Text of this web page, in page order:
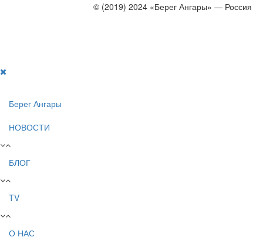
© (2019) 2024 «Берег Ангары» — Россия
Берег Ангары
НОВОСТИ
БЛОГ
TV
О НАС